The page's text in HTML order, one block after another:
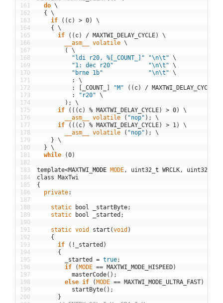
161
162
163
164
165
166
167
168
169
170
171
172
173
174
175
176
177
178
179
180
181
182
183
184
185
186
187
188
189
190
191
192
193
194
195
196
197
198
199
200
do \
{
\
if
( ( c) > 0)
\
{
\
if
( ( c) / MAXTWI_DELAY_CYCLE)
\
__asm__
volatile \
(
\
"ldi r20, %[_COUNT_]"
"\n\t" \
"1: dec r20"
"\n\t" \
"brne 1b"
"\n\t" \
:
\
:
_COUNT_ "M" ( ( c) / MAXTWI_DELAY_CYCLE
:
"r20" \
) ;
\
if
( ( ( c) % MAXTWI_DELAY_CYCLE) > 0)
\
__asm__
volatile ( "nop" ) ;
\
if
( ( ( c) % MAXTWI_DELAY_CYCLE) > 1)
\
__asm__
volatile ( "nop" ) ;
\
} \
} \
while
(0)
template<MAXTWI MODE MODE, uint32 t WRCLK, uint32
class
MaxTwi
{
private:
static bool _startByte;
static
bool _started ;
static void start (void )
{
if
( ! _started )
{
_started
= true;
if
( MODE == MAXTWI_MODE_HISPEED)
masterCode( ) ;
else if ( MODE == MAXTWI_MODE_ULTRA_FAST)
startByte( ) ;
}